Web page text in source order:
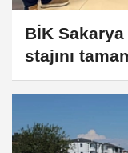
BİK
stajını
belgesi